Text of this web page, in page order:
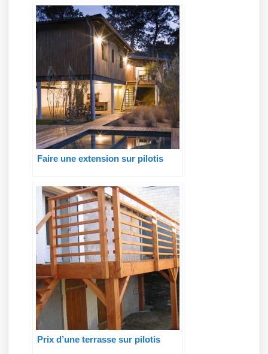
Faire une extension sur pilotis
Prix d’une terrasse sur pilotis